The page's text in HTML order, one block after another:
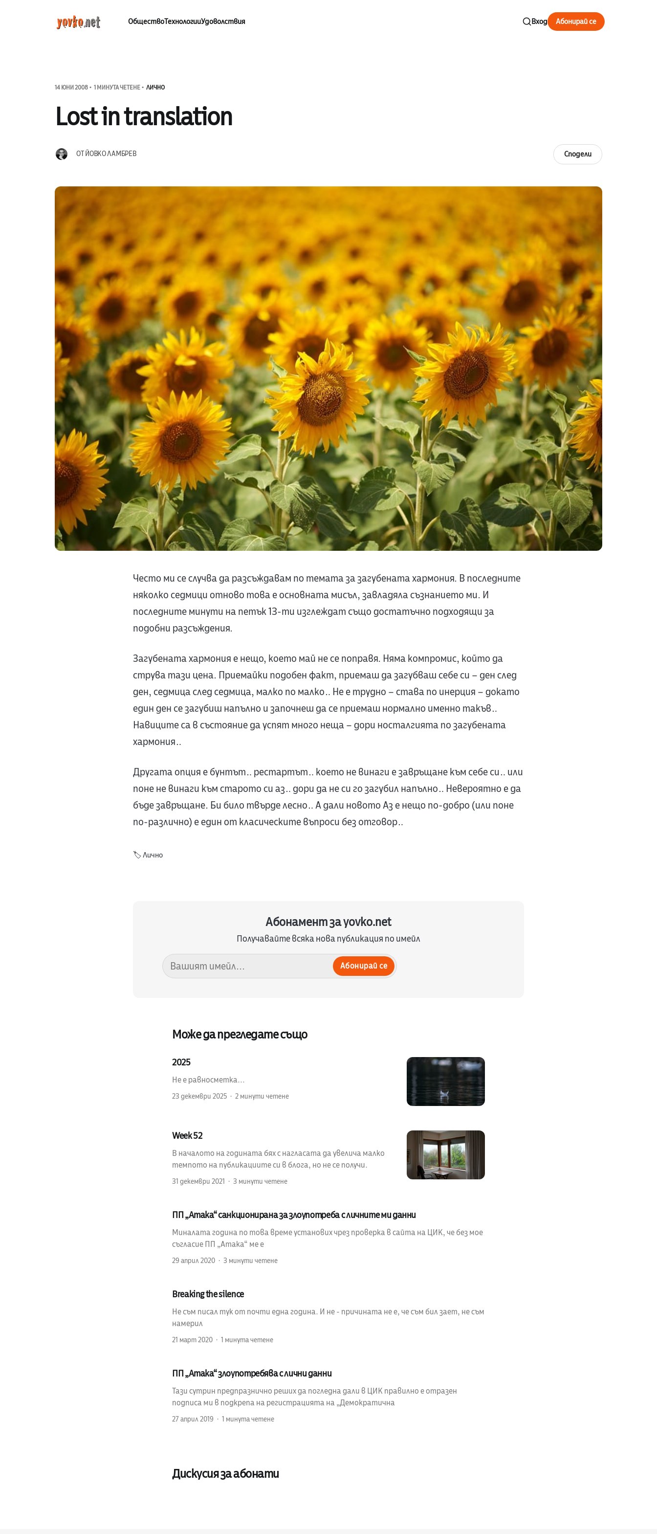
ОбществоТехнологииУдоволствия Вход Абонирай се
14 ЮНИ 2008 1 МИНУТА ЧЕТЕНЕ ЛИЧНО
Lost in translation
ОТЙОВКО ЛАМБРЕВ Сподели
Често ми се случва да разсъждавам по темата за загубената хармония. В последните
няколко седмици отново това е основната мисъл, завладяла съзнанието ми. И
последните минути на петък 13-ти изглеждат също достатъчно подходящи за
подобни разсъждения.
Загубената хармония е нещо, което май не се поправя. Няма компромис, който да
струва тази цена. Приемайки подобен факт, приемаш да загубваш себе си – ден след
ден, седмица след седмица, малко по малко… Не е трудно – става по инерция – докато
един ден се загубиш напълно и започнеш да се приемаш нормално именно такъв…
Навиците са в състояние да успят много неща – дори носталгията по загубената
хармония…
Другата опция е бунтът… рестартът… което не винаги е завръщане към себе си… или
поне не винаги към старото си аз… дори да не си го загубил напълно… Невероятно е да
бъде завръщане. Би било твърде лесно… А дали новото Аз е нещо по-добро (или поне
по-различно) е един от класическите въпроси без отговор…
🏷️Лично
Абонамент за yovko.net
Получавайте всяка нова публикация по имейл
Абонирай се
Може да прегледате също
2025
Не е равносметка...
23 декември 2025 2 минути четене
Week 52
В началото на годината бях с нагласата да увелича малко
темпото на публикациите си в блога, но не се получи.
31 декември 2021 3 минути четене
ПП „Атака“ санкционирана за злоупотреба с личните ми данни
Миналата година по това време установих чрез проверка в сайта на ЦИК, че без мое
съгласие ПП „Атака“ ме е
29 април 2020 3 минути четене
Breaking the silence
Не съм писал тук от почти една година. И не - причината не е, че съм бил зает, не съм
намерил
21 март 2020 1 минута четене
ПП „Атака“ злоупотребява с лични данни
Тази сутрин предпразнично реших да погледна дали в ЦИК правилно е отразен
подписа ми в подкрепа на регистрацията на „Демократична
27 април 2019 1 минута четене
Дискусия за абонати